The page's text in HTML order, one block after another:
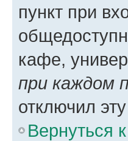
пункт при
кафе,
при каждом
отключил
Вернуться